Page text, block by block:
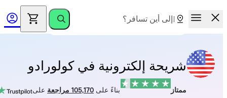
شريحة إلكترونية في كولورادو
بناءً على105,170 مراجعة على